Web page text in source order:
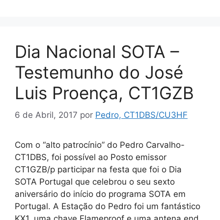
Dia Nacional SOTA –
Testemunho do José
Luis Proença, CT1GZB
6 de Abril, 2017 por Pedro, CT1DBS/CU3HF
Com o “alto patrocínio” do Pedro Carvalho-
CT1DBS, foi possível ao Posto emissor
CT1GZB/p participar na festa que foi o Dia
SOTA Portugal que celebrou o seu sexto
aniversário do início do programa SOTA em
Portugal. A Estação do Pedro foi um fantástico